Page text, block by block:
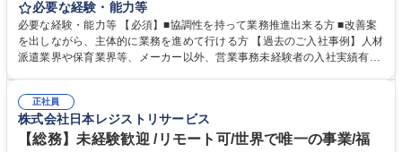
の作成・カタログ送付・来客対応・営業所内で発生する事務業務や業務改
善をお任せ。 【教育制度】ご入社後、育成担当とペアになりながらOJTに
て業務を覚えていただくことが可能です。業務システムがきちんと構築さ
れているため、スムーズに仕事に慣れることができる環境です。また、
募集職種 【大阪・京都・滋賀】営業事務 ※未経験可
必要な経験・能力等
必要な経験・能力等 【必須】■協調性を持って業務推進出来る方 ■改善案
を出しながら、主体的に業務を進めて行ける方 【過去のご入社事例】人材
派遣業界や保育業界等、メーカー以外、営業事務未経験者の入社実績有
えて、お客様や社員の状況に合わせ、能動的なサポート、改善の動きも期
待され。組織を支えるスペシャリストとして、チームに貢献し、結果的に
社員から頼られる存在になることができます。平均19:30の退勤以降の業
正社員
株式会社日本レジストリサービス
【総務】未経験歓迎 /リモート可/世界で唯一の事業/福